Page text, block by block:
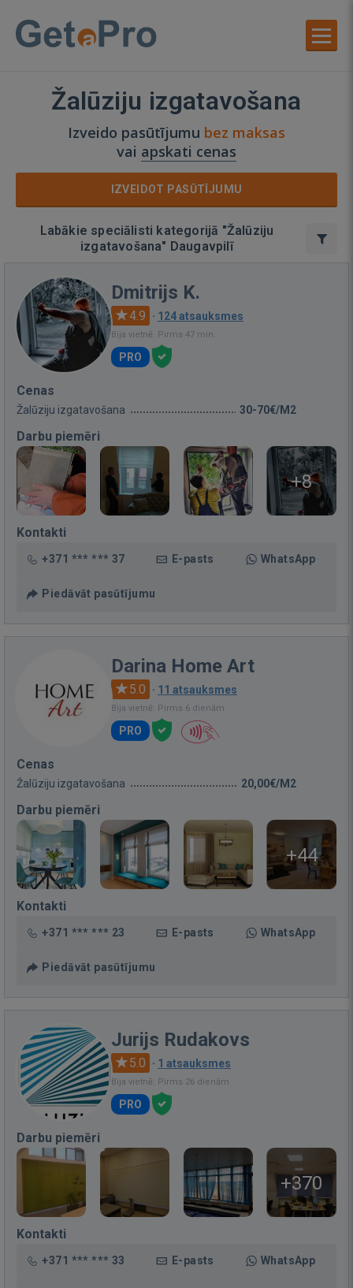
Žalūziju izgatavošana
Izveido pasūtījumu bez maksas
vai apskati cenas
IZVEIDOT PASŪTĪJUMU
Labākie speciālisti kategorijā "Žalūziju
izgatavošana" Daugavpilī
Dmitrijs K.
4.9 · 124 atsauksmes
Bija vietnē: Pirms 47 min.
PRO
Cenas
Žalūziju izgatavošana 30-70€/M2
Darbu piemēri
+8
Kontakti
+371 *** *** 37 E-pasts WhatsApp
Piedāvāt pasūtījumu
Darina Home Art
5.0 · 11 atsauksmes
Bija vietnē: Pirms 6 dienām
PRO
Cenas
Žalūziju izgatavošana 20,00€/M2
Darbu piemēri
+44
Kontakti
+371 *** *** 23 E-pasts WhatsApp
Piedāvāt pasūtījumu
Jurijs Rudakovs
5.0 · 1 atsauksmes
Bija vietnē: Pirms 26 dienām
PRO
Darbu piemēri
+370
Kontakti
+371 *** *** 33 E-pasts WhatsApp